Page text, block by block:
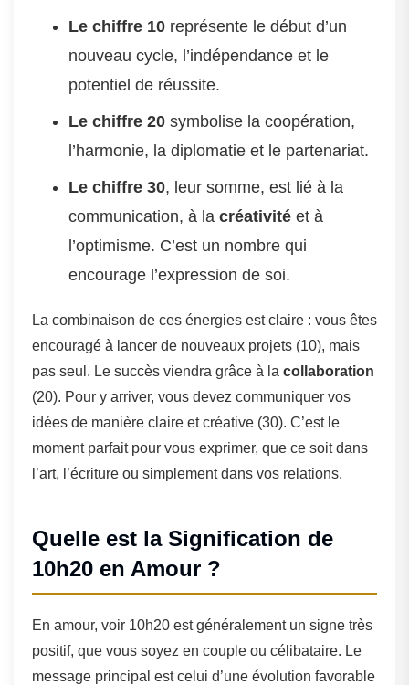
Le chiffre 10 représente le début d’un
nouveau cycle, l’indépendance et le
potentiel de réussite.
Le chiffre 20 symbolise la coopération,
l’harmonie, la diplomatie et le partenariat.
Le chiffre 30, leur somme, est lié à la
communication, à la créativité et à
l’optimisme. C’est un nombre qui
encourage l’expression de soi.
La combinaison de ces énergies est claire : vous êtes
encouragé à lancer de nouveaux projets (10), mais
pas seul. Le succès viendra grâce à la collaboration
(20). Pour y arriver, vous devez communiquer vos
idées de manière claire et créative (30). C’est le
moment parfait pour vous exprimer, que ce soit dans
l’art, l’écriture ou simplement dans vos relations.
Quelle est la Signification de
10h20 en Amour ?
En amour, voir 10h20 est généralement un signe très
positif, que vous soyez en couple ou célibataire. Le
message principal est celui d’une évolution favorable